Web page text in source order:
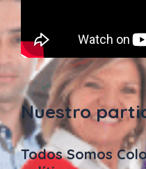
Nuestro
Todos Somos